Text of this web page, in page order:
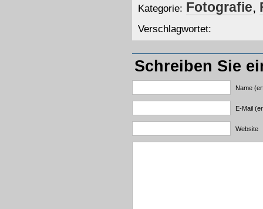
Kategorie: Fotografie,
Verschlagwortet:
Schreiben Sie
Name
E-Mail
Website